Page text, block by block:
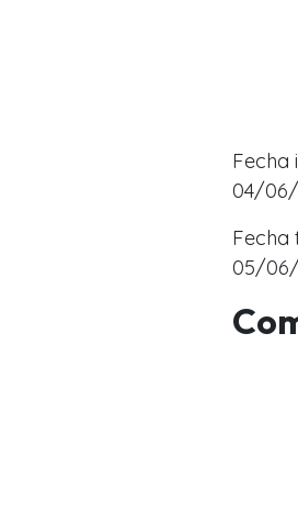
Fecha
04/06/
Fecha
05/06/